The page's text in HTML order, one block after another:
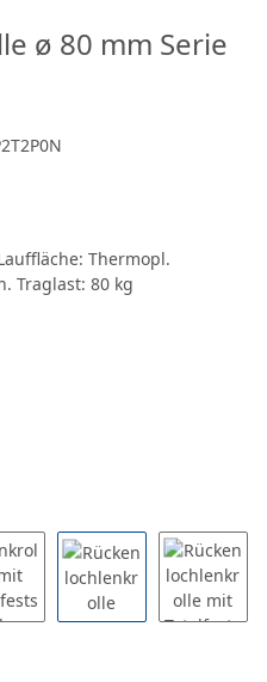
ø 80 mm Serie
Thermopl.
Traglast: 80 kg